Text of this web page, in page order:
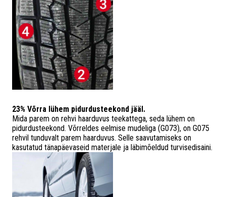
23% Võrra lühem pidurdusteekond jääl.
Mida parem on rehvi haarduvus teekattega, seda lühem on
pidurdusteekond. Võrreldes eelmise mudeliga (G073), on G075
rehvil tunduvalt parem haarduvus. Selle saavutamiseks on
kasutatud tänapäevaseid materjale ja läbimõeldud turvisedisaini.